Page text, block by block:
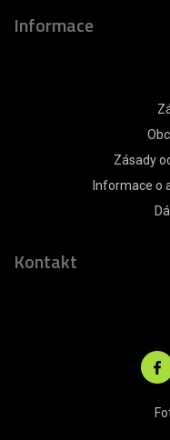
Informace
Zásady
Informace o
Kontakt